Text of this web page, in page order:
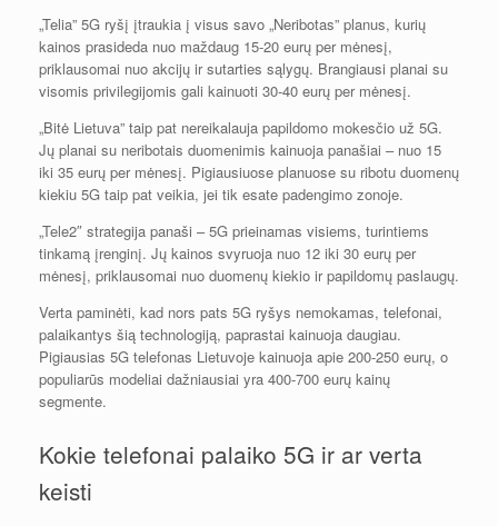
„Telia” 5G ryšį įtraukia į visus savo „Neribotas” planus, kurių
kainos prasideda nuo maždaug 15-20 eurų per mėnesį,
priklausomai nuo akcijų ir sutarties sąlygų. Brangiausi planai su
visomis privilegijomis gali kainuoti 30-40 eurų per mėnesį.
„Bitė Lietuva” taip pat nereikalauja papildomo mokesčio už 5G.
Jų planai su neribotais duomenimis kainuoja panašiai – nuo 15
iki 35 eurų per mėnesį. Pigiausiuose planuose su ribotu duomenų
kiekiu 5G taip pat veikia, jei tik esate padengimo zonoje.
„Tele2″ strategija panaši – 5G prieinamas visiems, turintiems
tinkamą įrenginį. Jų kainos svyruoja nuo 12 iki 30 eurų per
mėnesį, priklausomai nuo duomenų kiekio ir papildomų paslaugų.
Verta paminėti, kad nors pats 5G ryšys nemokamas, telefonai,
palaikantys šią technologiją, paprastai kainuoja daugiau.
Pigiausias 5G telefonas Lietuvoje kainuoja apie 200-250 eurų, o
populiarūs modeliai dažniausiai yra 400-700 eurų kainų
segmente.
Kokie telefonai palaiko 5G ir ar verta
keisti